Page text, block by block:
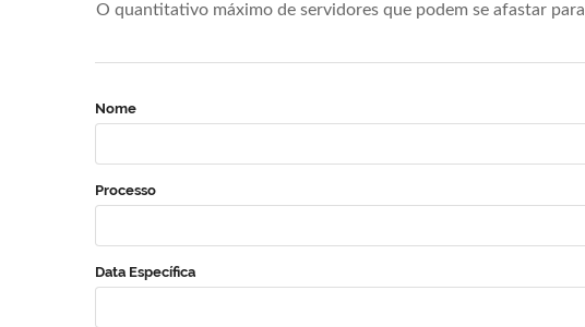
O quantitativo máximo de servidores que podem se afastar
Nome
Processo
Data Específica